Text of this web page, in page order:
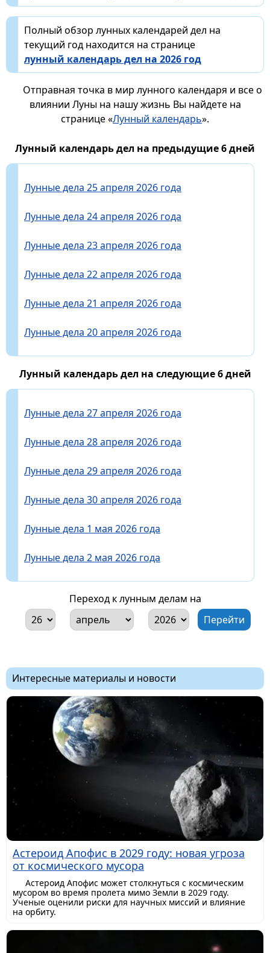
Полный обзор лунных календарей дел на
текущий год находится на странице
лунный календарь дел на 2026 год
Отправная точка в мир лунного календаря и все о
влиянии Луны на нашу жизнь Вы найдете на
странице «Лунный календарь».
Лунный календарь дел на предыдущие 6 дней
Лунные дела 25 апреля 2026 года
Лунные дела 24 апреля 2026 года
Лунные дела 23 апреля 2026 года
Лунные дела 22 апреля 2026 года
Лунные дела 21 апреля 2026 года
Лунные дела 20 апреля 2026 года
Лунный календарь дел на следующие 6 дней
Лунные дела 27 апреля 2026 года
Лунные дела 28 апреля 2026 года
Лунные дела 29 апреля 2026 года
Лунные дела 30 апреля 2026 года
Лунные дела 1 мая 2026 года
Лунные дела 2 мая 2026 года
Переход к лунным делам на
Интересные материалы и новости
Астероид Апофис в 2029 году: новая угроза
от космического мусора
Астероид Апофис может столкнуться с космическим
мусором во время пролета мимо Земли в 2029 году.
Ученые оценили риски для научных миссий и влияние
на орбиту.